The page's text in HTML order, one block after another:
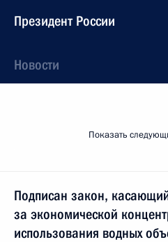
Президент России
Новости
Показать
Подписан закон,
за экономической
использования водных